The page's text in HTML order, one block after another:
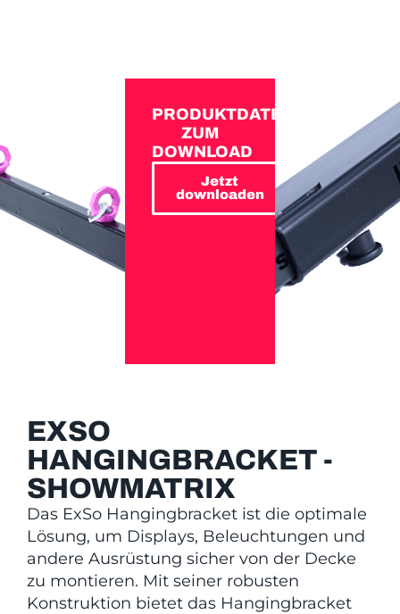
PRODUKTDATEN
ZUM
DOWNLOAD
Jetzt
downloaden
EXSO
HANGINGBRACKET -
SHOWMATRIX
Das ExSo Hangingbracket ist die optimale
Lösung, um Displays, Beleuchtungen und
andere Ausrüstung sicher von der Decke
zu montieren. Mit seiner robusten
Konstruktion bietet das Hangingbracket